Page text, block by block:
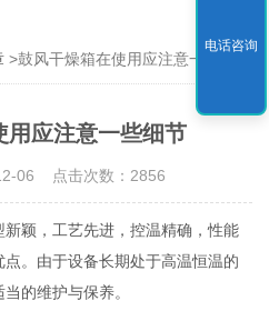
>鼓风干燥箱在使用应注意一些细节
用应注意一些细节
06 点击次数：2856
颖，工艺先进，控温精确，性能
。由于设备长期处于高温恒温的
的维护与保养。
电话咨询